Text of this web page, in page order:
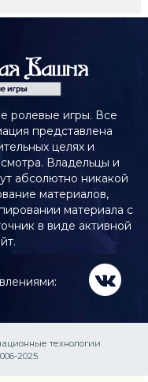
ролевые игры. Все
представлена
целях и
Владельцы и
абсолютно никакой
материалов,
материала с
в виде активной
технологии
2025